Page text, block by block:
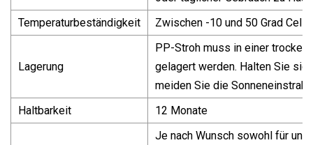
Temperaturbeständigkeit
Zwischen -10 und 50 Grad
Lagerung
PP-Stroh muss in einer
gelagert werden. Halten Sie
meiden Sie die
Haltbarkeit
12 Monate
Je nach Wunsch sowohl für